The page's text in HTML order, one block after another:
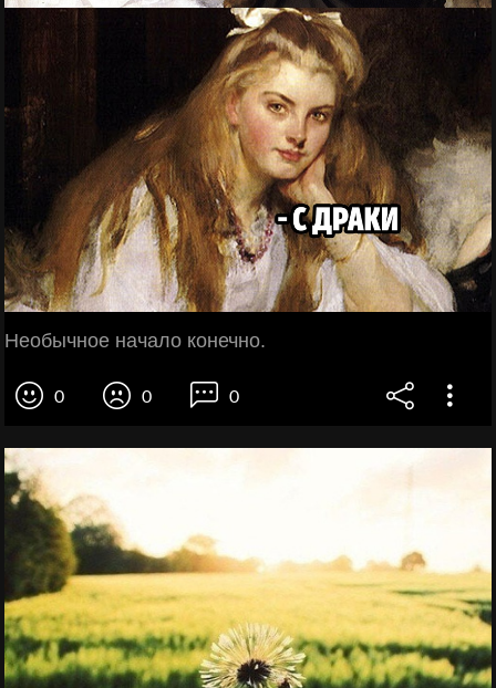
Необычное начало конечно.
0 0 0